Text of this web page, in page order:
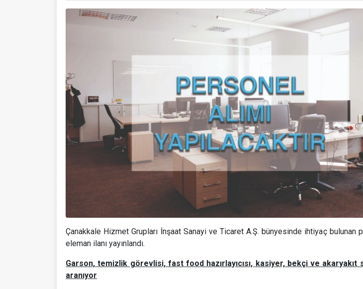
Çanakkale Hizmet Grupları İnşaat Sanayi ve Ticaret A.Ş. bünyesinde ihtiyaç bulunan
eleman ilanı yayınlandı.
Garson, temizlik görevlisi, fast food hazırlayıcısı, kasiyer, bekçi ve akaryakıt
aranıyor